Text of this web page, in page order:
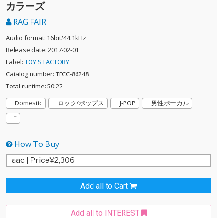
カラーズ
RAG FAIR
Audio format: 16bit/44.1kHz
Release date: 2017-02-01
Label: TOY'S FACTORY
Catalog number: TFCC-86248
Total runtime: 50:27
Domestic
ロック/ポップス J-POP 男性ボーカル
How To Buy
Add all to Cart
Add all to INTEREST